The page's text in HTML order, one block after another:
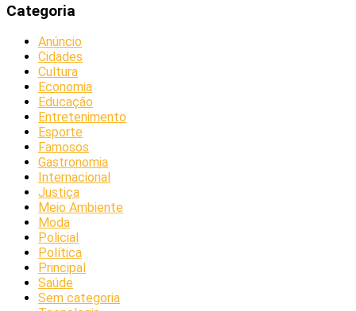
Categoria
Anúncio
Cidades
Cultura
Economia
Educação
Entretenimento
Esporte
Famosos
Gastronomia
Internacional
Justiça
Meio Ambiente
Moda
Policial
Política
Principal
Saúde
Sem categoria